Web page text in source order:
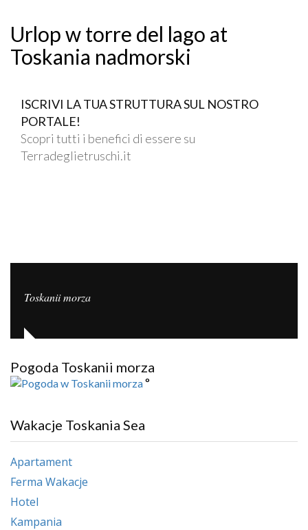
Urlop w torre del lago at
Toskania nadmorski
ISCRIVI LA TUA STRUTTURA SUL NOSTRO
PORTALE!
Scopri tutti i benefici di essere su
Terradeglietruschi.it
Toskanii morza
Pogoda Toskanii morza
°
Wakacje Toskania Sea
Apartament
Ferma Wakacje
Hotel
Kampania